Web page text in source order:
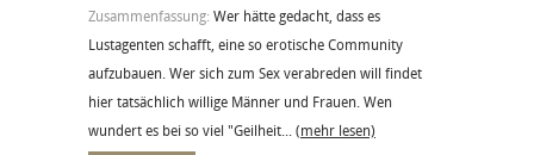
Zusammenfassung: Wer hätte gedacht, dass es
Lustagenten schafft, eine so erotische Community
aufzubauen. Wer sich zum Sex verabreden will findet
hier tatsächlich willige Männer und Frauen. Wen
wundert es bei so viel "Geilheit... (mehr lesen)